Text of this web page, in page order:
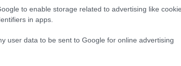
to enable storage related to advertising like
in apps.
user data to be sent to Google for online advertising